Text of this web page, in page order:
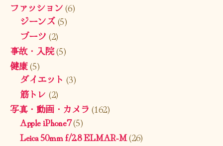
ファッション(6)
ジーンズ(5)
ブーツ (2)
事故・入院(5)
健康(5)
ダイエット (3)
筋トレ (2)
写真・動画・カメラ (162)
Apple iPhone7(5)
Leica 50mm f/2.8 ELMAR-M(26)